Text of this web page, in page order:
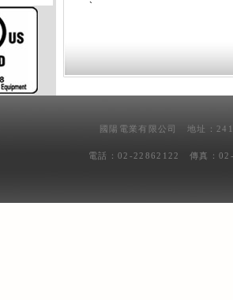
`
國陽電業有限公司 地址：
電話：02-22862122 傳真：